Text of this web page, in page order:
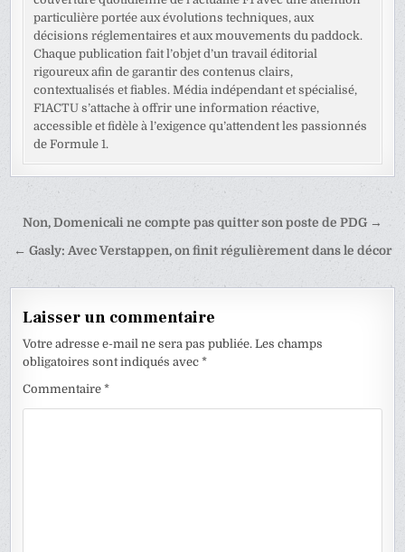
particulière portée aux évolutions techniques, aux
décisions réglementaires et aux mouvements du paddock.
Chaque publication fait l’objet d’un travail éditorial
rigoureux afin de garantir des contenus clairs,
contextualisés et fiables. Média indépendant et spécialisé,
F1ACTU s’attache à offrir une information réactive,
accessible et fidèle à l’exigence qu’attendent les passionnés
de Formule 1.
Navigation
de
Non, Domenicali ne compte pas quitter son poste de PDG →
← Gasly: Avec Verstappen, on finit régulièrement dans le décor
Laisser un commentaire
Votre adresse e-mail ne sera pas publiée. Les champs
obligatoires sont indiqués avec*
Commentaire*